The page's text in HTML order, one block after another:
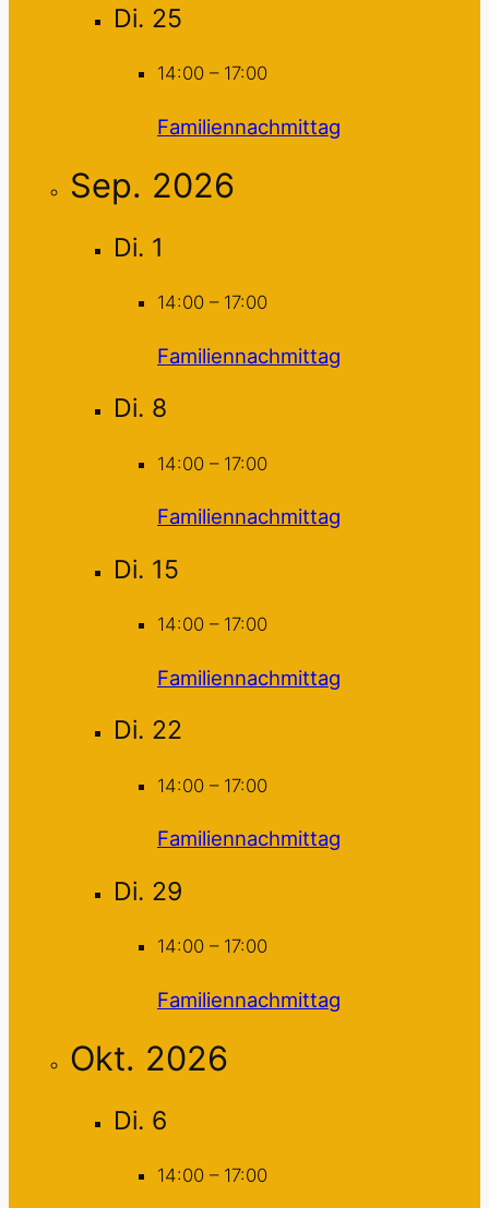
Di. 25
14:00 – 17:00
Familiennachmittag
Sep. 2026
Di. 1
14:00 – 17:00
Familiennachmittag
Di. 8
14:00 – 17:00
Familiennachmittag
Di. 15
14:00 – 17:00
Familiennachmittag
Di. 22
14:00 – 17:00
Familiennachmittag
Di. 29
14:00 – 17:00
Familiennachmittag
Okt. 2026
Di. 6
14:00 – 17:00